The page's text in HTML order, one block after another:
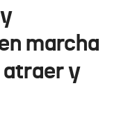
marcha
atraer y